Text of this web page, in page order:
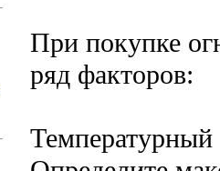
При покупке
ряд факторов: